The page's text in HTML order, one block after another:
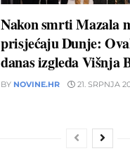
Nakon smrti Mazala
prisjećaju Dunje:
danas izgleda Višnja
BY NOVINE.HR 21. SRPNJA